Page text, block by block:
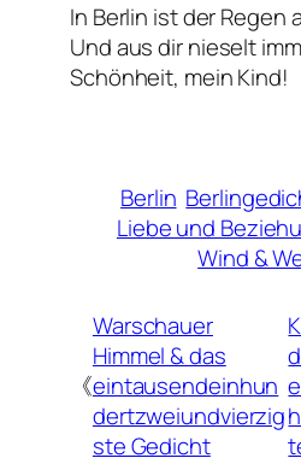
In Berlin ist der Regen
Und aus dir nieselt
Schönheit, mein Kind!
Berlin
Liebe und
Wind &
《
Warschauer
Himmel & das
eintausendeinhun
dertzweiundvierzig
ste Gedicht